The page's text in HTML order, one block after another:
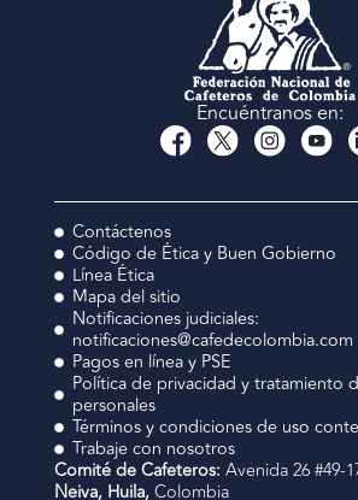
Encuéntranos en:
Contáctenos
Código de Ética y Buen Gobierno
Línea Ética
Mapa del sitio
Notificaciones judiciales:
notificaciones@cafedecolombia.com
Pagos en línea y PSE
Política de privacidad y tratamiento
personales
Términos y condiciones de uso
Trabaje con nosotros
Comité de Cafeteros: Avenida 26 #49-
Neiva, Huila,Colombia